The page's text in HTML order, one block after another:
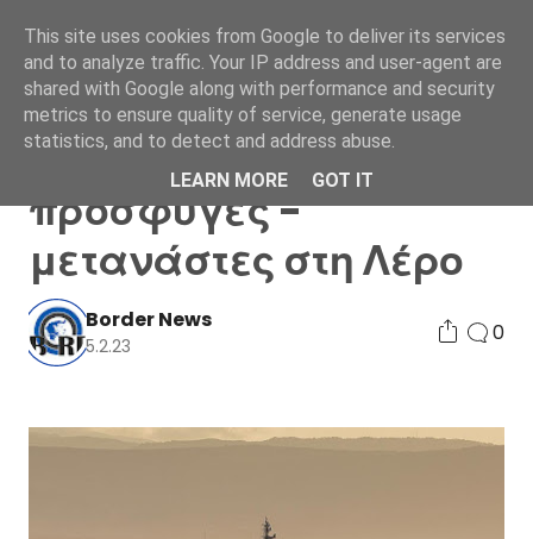
Σοβαρό ναυάγιο με
πρόσφυγες -
μετανάστες στη Λέρο
Border News
5.2.23
0
This site uses cookies from Google to deliver its services
and to analyze traffic. Your IP address and user-agent are
shared with Google along with performance and security
metrics to ensure quality of service, generate usage
statistics, and to detect and address abuse.
LEARN MORE
GOT IT